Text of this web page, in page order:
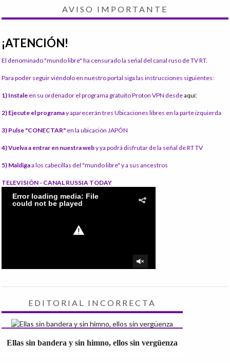
AVISO IMPORTANTE
¡ATENCIÓN!
El denominado "mundo libre" ha censurado la señal del canal ruso de TV RT.
Para poder seguir viéndolo en nuestro portal siga las instrucciones siguientes:
1) Instale en su ordenador el programa gratuito Proton VPN desdeaquí:
2) Ejecute el programay aparecerán tres Ubicaciones libres en la parte izquierda
3) Pulse "CONECTAR" en la ubicación JAPÓN
4) Vuelva a entrar en nuestra weby ya podrá disfrutar de la señal de RT TV
5) Maldigaa los cabecillas del "mundo libre" y a sus ancestros
TELEVISIÓN - CANAL RUSSIA TODAY
EDITORIAL INCORRECTA
Ellas sin bandera y sin himno, ellos sin vergüenza